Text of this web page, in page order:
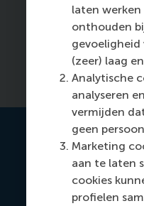
laten
onthouden
gevoeligheid
(zeer) laag
Analytische
analyseren
vermijden
geen
Marketing
aan te laten
cookies
profielen